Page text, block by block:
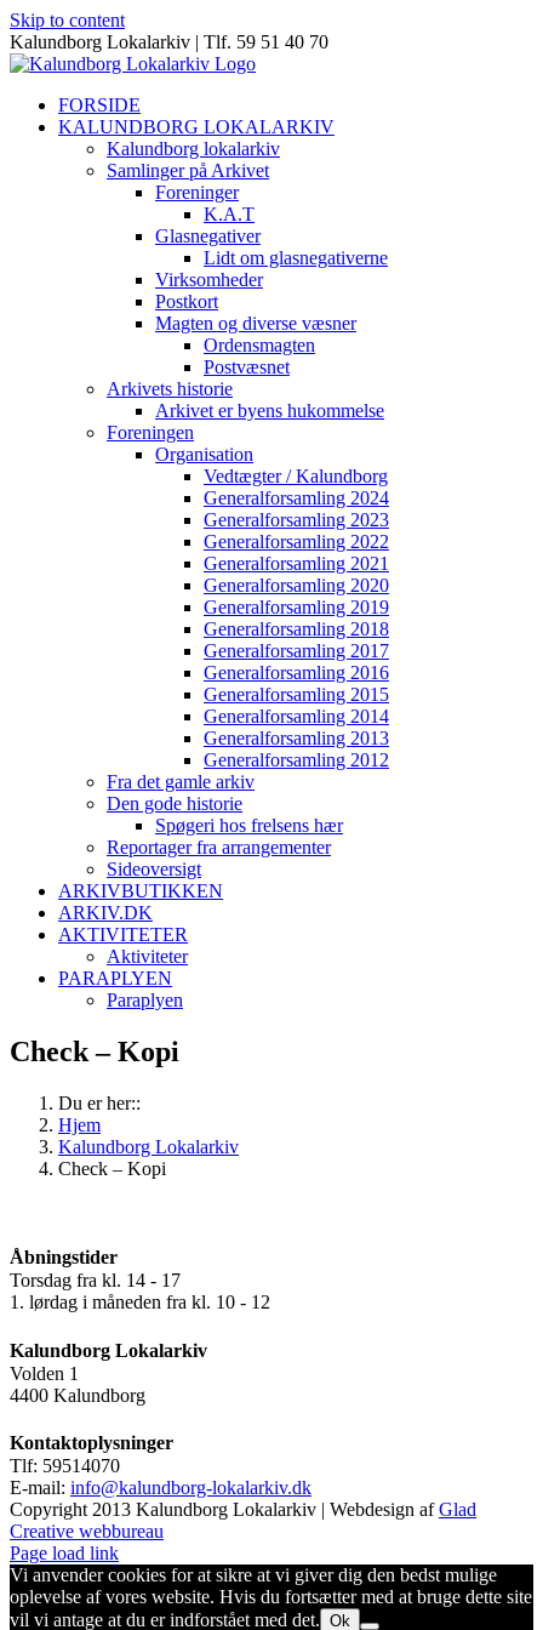
Skip to content
Kalundborg Lokalarkiv | Tlf. 59 51 40 70
FORSIDE
KALUNDBORG LOKALARKIV
Kalundborg lokalarkiv
Samlinger på Arkivet
Foreninger
K.A.T
Glasnegativer
Lidt om glasnegativerne
Virksomheder
Postkort
Magten og diverse væsner
Ordensmagten
Postvæsnet
Arkivets historie
Arkivet er byens hukommelse
Foreningen
Organisation
Vedtægter / Kalundborg
Generalforsamling 2024
Generalforsamling 2023
Generalforsamling 2022
Generalforsamling 2021
Generalforsamling 2020
Generalforsamling 2019
Generalforsamling 2018
Generalforsamling 2017
Generalforsamling 2016
Generalforsamling 2015
Generalforsamling 2014
Generalforsamling 2013
Generalforsamling 2012
Fra det gamle arkiv
Den gode historie
Spøgeri hos frelsens hær
Reportager fra arrangementer
Sideoversigt
ARKIVBUTIKKEN
ARKIV.DK
AKTIVITETER
Aktiviteter
PARAPLYEN
Paraplyen
Check – Kopi
Du er her::
Hjem
Kalundborg Lokalarkiv
Check – Kopi
Åbningstider
Torsdag fra kl. 14 - 17
1. lørdag i måneden fra kl. 10 - 12
Kalundborg Lokalarkiv
Volden 1
4400 Kalundborg
Kontaktoplysninger
Tlf: 59514070
E-mail: info@kalundborg-lokalarkiv.dk
Copyright 2013 Kalundborg Lokalarkiv | Webdesign afGlad
Creative webbureau
Page load link
Vi anvender cookies for at sikre at vi giver dig den bedst mulige
oplevelse af vores website. Hvis du fortsætter med at bruge dette site
vil vi antage at du er indforstået med det. Ok